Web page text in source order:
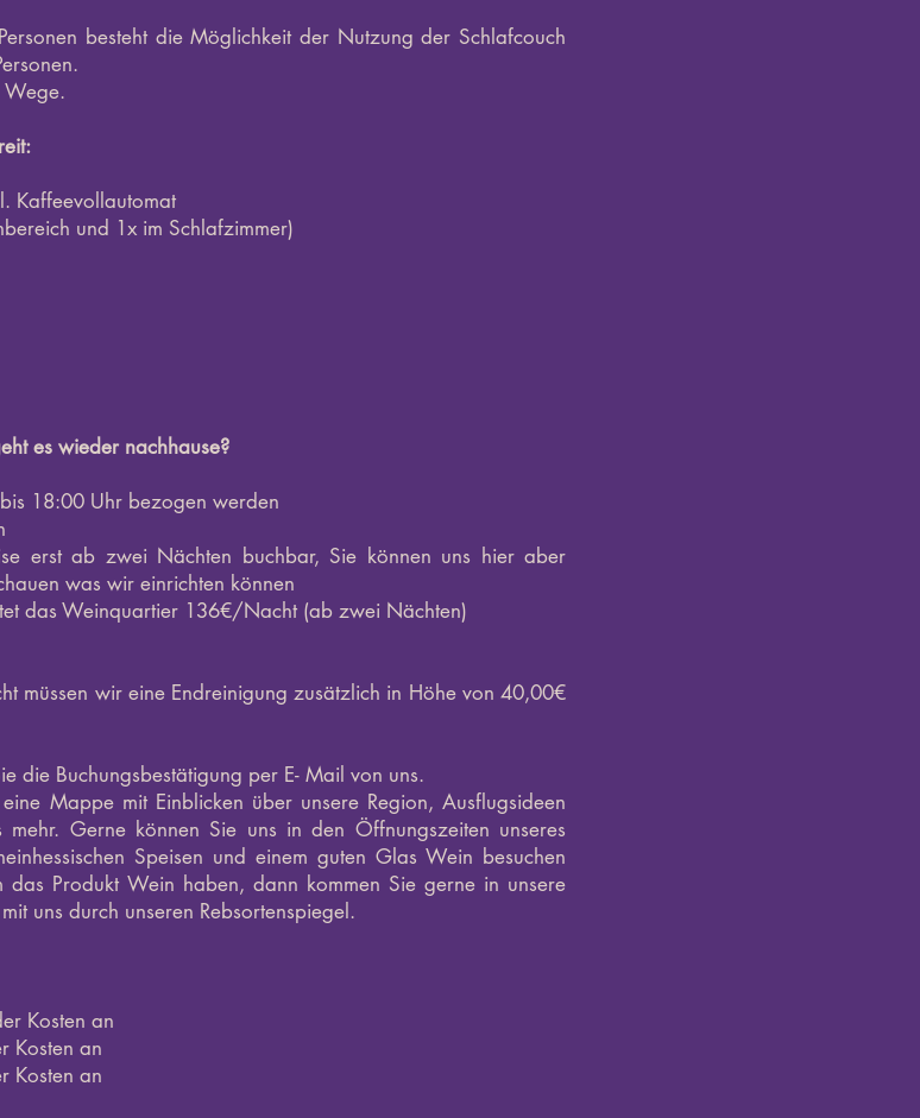
besteht die Möglichkeit der Nutzung der Schlafcouch
Wege.
Kaffeevollautomat
und 1x im Schlafzimmer)
es wieder nachhause?
18:00 Uhr bezogen werden
erstab zwei Nächten buchbar, Sie können uns hier aber
was wir einrichten können
das Weinquartier 136€/Nacht (ab zwei Nächten)
müssen wir eine Endreinigung zusätzlich in Höhe von 40,00€
die Buchungsbestätigung per E- Mail von uns.
Mappe mit Einblicken über unsere Region, Ausflugsideen
mehr. Gerne können Sie uns in den Öffnungszeiten unseres
Speisen und einem guten Glas Wein besuchen
das Produkt Wein haben, dann kommen Sie gerne in unsere
uns durch unseren Rebsortenspiegel.
Kosten an
Kosten an
Kosten an